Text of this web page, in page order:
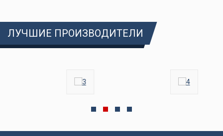
ЛУЧШИЕ ПРОИЗВОДИТЕЛИ